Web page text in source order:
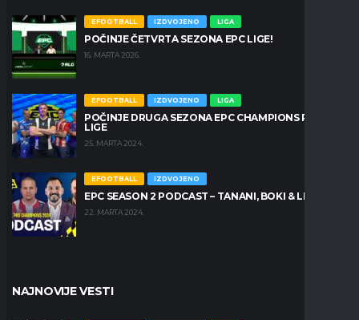
EFOOTBALL IZDVOJENO LIGA
POČINJE ČETVRTA SEZONA EPC LIGE!
16. MARTA 2026.
EFOOTBALL IZDVOJENO LIGA
POČINJE DRUGA SEZONA EPC CHAMPIONS PRO
LIGE
25. MARTA 2024.
EFOOTBALL IZDVOJENO
EPC SEASON 2 PODCAST – TANANI, BOKI & LEŠKO
22. MARTA 2024.
NAJNOVIJE VESTI